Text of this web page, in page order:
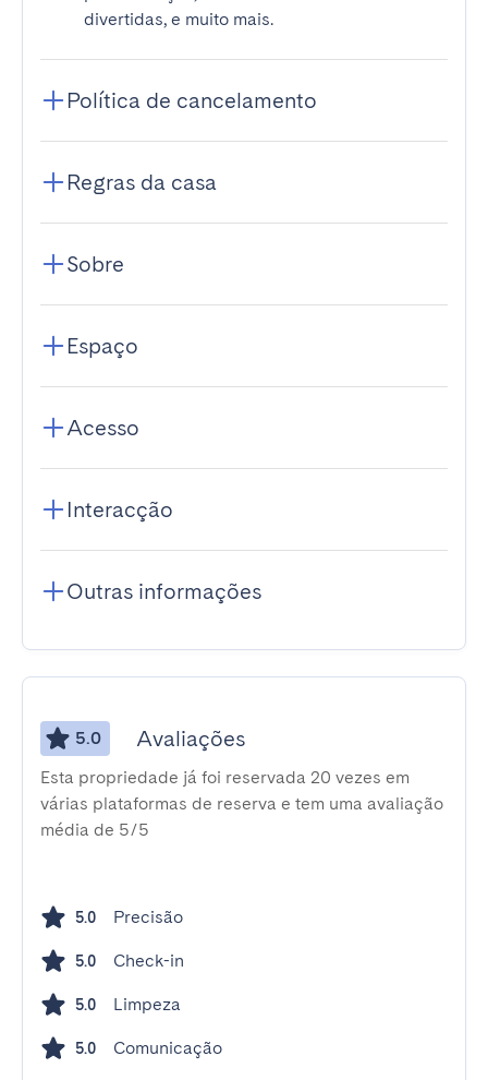
divertidas, e muito mais.
Política de cancelamento
Regras da casa
Sobre
Espaço
Acesso
Interacção
Outras informações
5.0 Avaliações
Esta propriedade já foi reservada 20 vezes em
várias plataformas de reserva e tem uma avaliação
média de 5/5
5.0 Precisão
5.0 Check-in
5.0 Limpeza
5.0 Comunicação